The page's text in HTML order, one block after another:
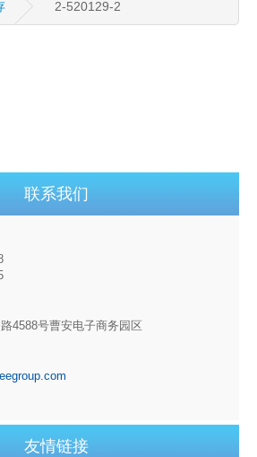
2-520129-2
联系我们
4588号曹安电子商务园区
友情链接